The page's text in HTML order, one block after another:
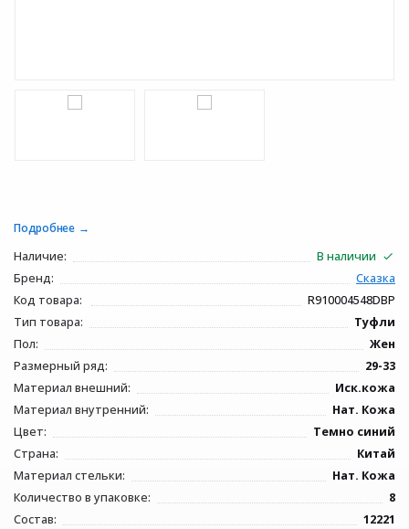
Подробнее
Наличие:
В наличии
Бренд:
Сказка
Код товара:
R910004548DBP
Тип товара:
Туфли
Пол:
Жен
Размерный ряд:
29-33
Материал внешний:
Иск.кожа
Материал внутренний:
Нат. Кожа
Цвет:
Темно синий
Страна:
Китай
Материал стельки:
Нат. Кожа
Количество в упаковке:
8
Состав:
12221